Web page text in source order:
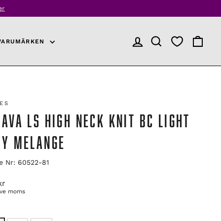
LOGGA INPRODUKTSÖKNING
LS HIGH NECK KNIT BC LIGHT
MELANGE
Nr: 60522-81
moms